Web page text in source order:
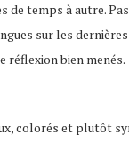
de temps à autre.
sur les
réflexion bien menés.
colorés et plutôt